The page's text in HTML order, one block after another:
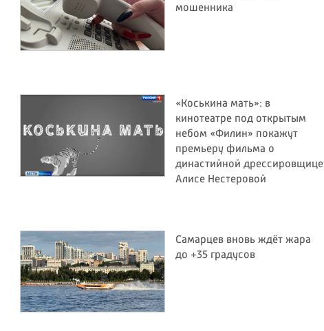
мошенника
«Коськина мать»: в
кинотеатре под открытым
небом «Филин» покажут
премьеру фильма о
династийной дрессировщице
Алисе Нестеровой
Самарцев вновь ждёт жара
до +35 градусов